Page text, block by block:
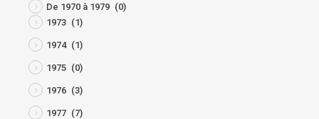
De 1970 à 1979 (0)
1973 (1)
1974 (1)
1975 (0)
1976 (3)
1977 (7)